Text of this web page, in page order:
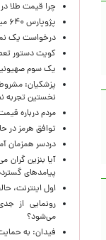
چرا قیمت طلا در
پژوپارس ۶۴۰ میلیون تومان شد/ جدول قیمت مدل‌های مختلف خودرو
درخواست یک
کویت دستور
یک‌ سوم
پزشکیان:
نخستین تجربه
مردم درباره
توافق هرمز در
دردسر همزمان
آیا بنزین
پیامدهای
اول اینترنت،
رونمایی از
می‌شود؟
فیدان: به